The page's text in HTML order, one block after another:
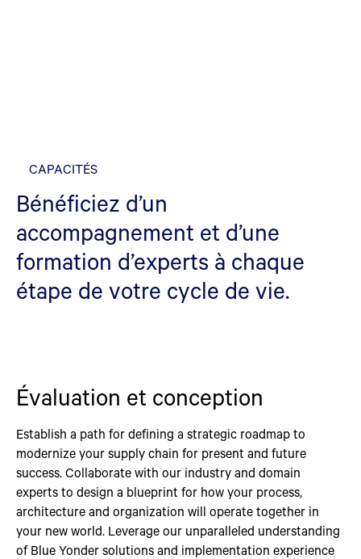
CAPACITÉS
Bénéficiez d’un
accompagnement et d’une
formation d’experts à chaque
étape de votre cycle de vie.
Évaluation et conception
Establish a path for defining a strategic roadmap to
modernize your supply chain for present and future
success. Collaborate with our industry and domain
experts to design a blueprint for how your process,
architecture and organization will operate together in
your new world. Leverage our unparalleled understanding
of Blue Yonder solutions and implementation experience